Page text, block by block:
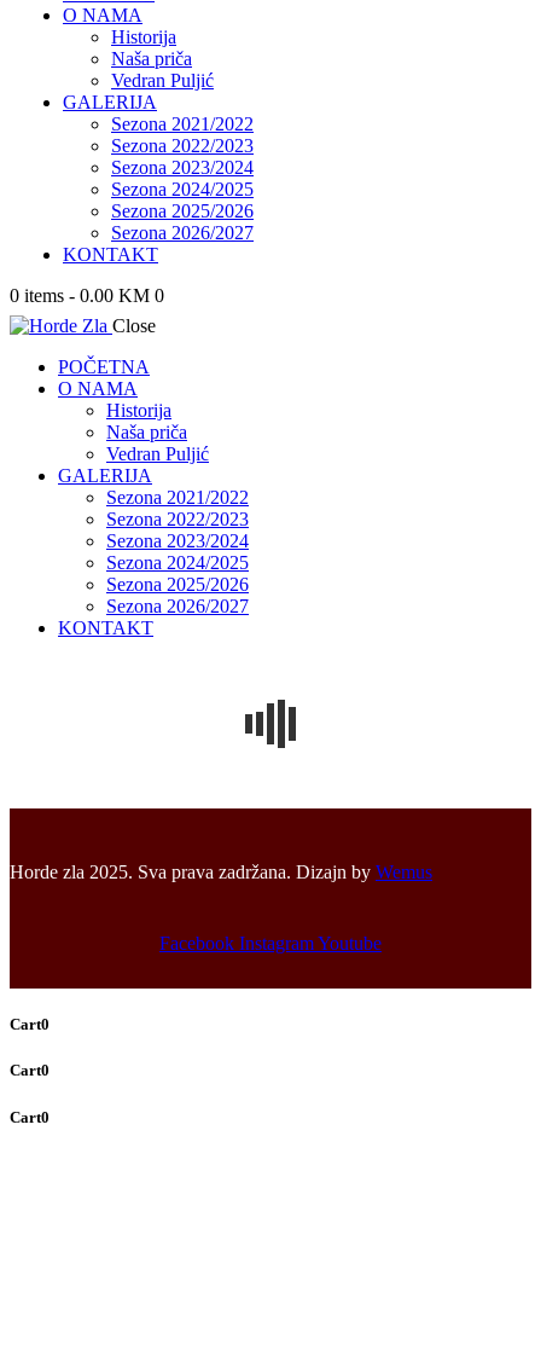
O NAMA
Historija
Naša priča
Vedran Puljić
GALERIJA
Sezona 2021/2022
Sezona 2022/2023
Sezona 2023/2024
Sezona 2024/2025
Sezona 2025/2026
Sezona 2026/2027
KONTAKT
0 items - 0.00 KM 0
Close
POČETNA
O NAMA
Historija
Naša priča
Vedran Puljić
GALERIJA
Sezona 2021/2022
Sezona 2022/2023
Sezona 2023/2024
Sezona 2024/2025
Sezona 2025/2026
Sezona 2026/2027
KONTAKT
Horde zla 2025. Sva prava zadržana. Dizajn by Wemus
Facebook InstagramYoutube
Cart0
Cart0
Cart0